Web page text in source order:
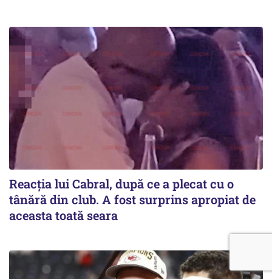
Reacția lui Cabral, după ce a plecat cu o
tânără din club. A fost surprins apropiat de
aceasta toată seara